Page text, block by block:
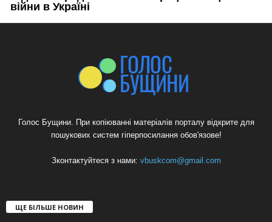
Голос Бущини. При копіюванні матеріалів порталу відкрите для
пошукових систем гіперпосилання обов'язове!
Зконтактуйтеся з нами: vbuskcom@gmail.com
ЩЕ БІЛЬШЕ НОВИН